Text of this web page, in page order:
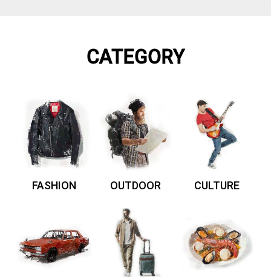
CATEGORY
FASHION OUTDOOR CULTURE